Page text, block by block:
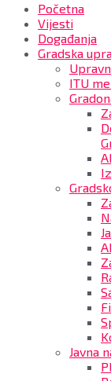
Početna
Vijesti
Događanja
Gradska
ITU
Javna